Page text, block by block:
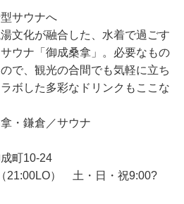
サウナへ
文化が融合した、水着で過ごす
ウナ「御成桑拿」。必要なもの
で、観光の合間でも気軽に立ち
ボした多彩なドリンクもここな
・鎌倉／サウナ
町10-24
21:00LO） 土・日・祝9:00?